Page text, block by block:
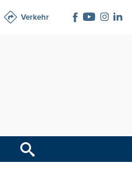
Verkehr